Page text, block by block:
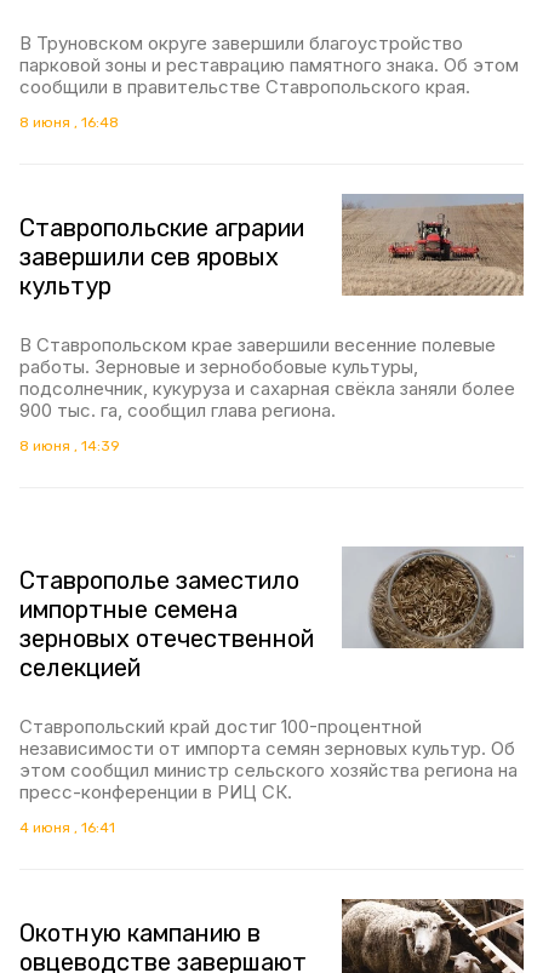
В Труновском округе завершили благоустройство
парковой зоны и реставрацию памятного знака. Об этом
сообщили в правительстве Ставропольского края.
8 июня , 16:48
Ставропольские аграрии
завершили сев яровых
культур
В Ставропольском крае завершили весенние полевые
работы. Зерновые и зернобобовые культуры,
подсолнечник, кукуруза и сахарная свёкла заняли более
900 тыс. га, сообщил глава региона.
8 июня , 14:39
Ставрополье заместило
импортные семена
зерновых отечественной
селекцией
Ставропольский край достиг 100-процентной
независимости от импорта семян зерновых культур. Об
этом сообщил министр сельского хозяйства региона на
пресс-конференции в РИЦ СК.
4 июня , 16:41
Окотную кампанию в
овцеводстве завершают